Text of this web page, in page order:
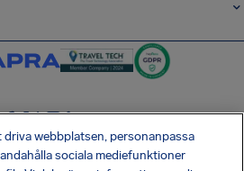
SocialTwitter
SocialInstagram
SocialLinkedin
webbplatsen, personanpassa
sociala mediefunktioner